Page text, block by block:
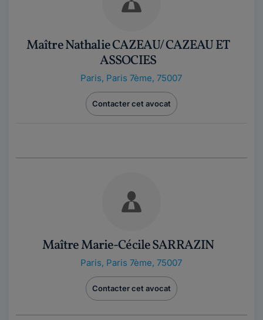
Maître Nathalie CAZEAU/ CAZEAU ET
ASSOCIES
Paris, Paris 7ème, 75007
Contacter cet avocat
Maître Marie-Cécile SARRAZIN
Paris, Paris 7ème, 75007
Contacter cet avocat